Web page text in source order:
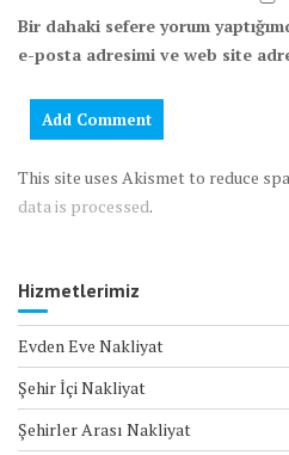
Bir dahaki sefere yorum
e-posta adresimi ve web site
This site uses Akismet to reduce
data is processed.
Hizmetlerimiz
Evden Eve Nakliyat
Şehir İçi Nakliyat
Şehirler Arası Nakliyat